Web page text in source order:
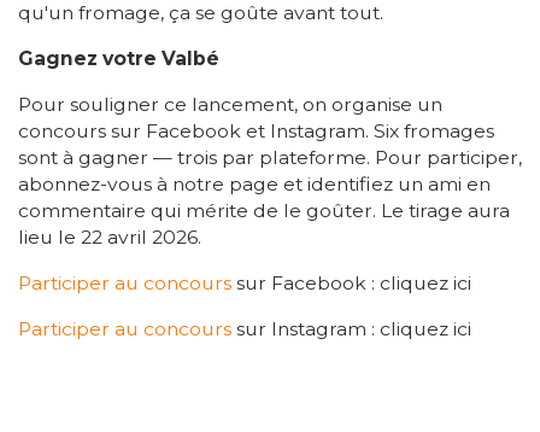
qu'un fromage, ça se goûte avant tout.
Gagnez votre Valbé
Pour souligner ce lancement, on organise un
concours sur Facebook et Instagram. Six fromages
sont à gagner — trois par plateforme. Pour participer,
abonnez-vous à notre page et identifiez un ami en
commentaire qui mérite de le goûter. Le tirage aura
lieu le 22 avril 2026.
Participer au concours sur Facebook : cliquez ici
Participer au concours sur Instagram : cliquez ici